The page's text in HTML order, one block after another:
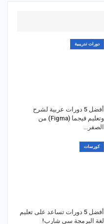
دورات تدريبية
أفضل 5 دورات عربية لشرح
وتعليم فيجما (Figma) من
الصفر…
كورسات
أفضل 5 دورات تساعد على تعليم
لغة البرمجة سي شارب!